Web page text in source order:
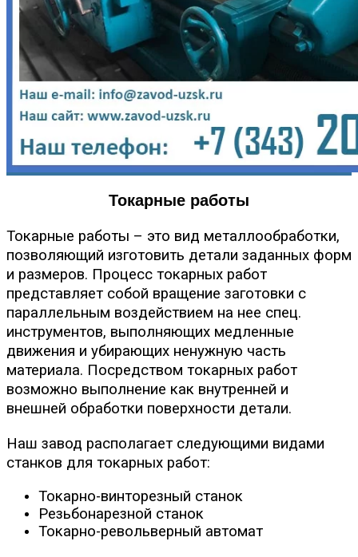
Токарные работы
Токарные работы – это вид металлообработки,
позволяющий изготовить детали заданных форм
и размеров. Процесс токарных работ
представляет собой вращение заготовки с
параллельным воздействием на нее спец.
инструментов, выполняющих медленные
движения и убирающих ненужную часть
материала. Посредством токарных работ
возможно выполнение как внутренней и
внешней обработки поверхности детали.
Наш завод располагает следующими видами
станков для токарных работ:
Токарно-винторезный станок
Резьбонарезной станок
Токарно-револьверный автомат